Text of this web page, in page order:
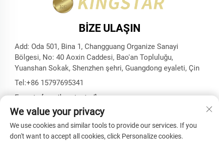
BIZE ULAŞIN
Add: Oda 501, Bina 1, Changguang Organize Sanayi
Bölgesi, No: 40 Aoxin Caddesi, Bao'an Topluluğu,
Yuanshan Sokak, Shenzhen şehri, Guangdong eyaleti, Çin
Tel:+86 15797695341
E-posta:[email protected]
Telif Hakkı © Shenzhen Kingstar Bags And Cases Co., Ltd.
We value your privacy
We use cookies and similar tools to provide our services. If you
don't want to accept all cookies, click Personalize cookies.